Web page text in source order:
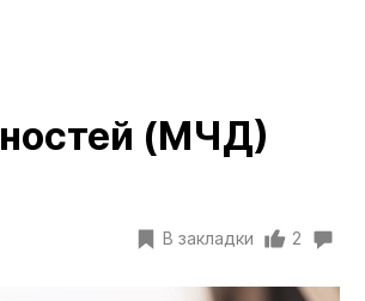
(МЧД)
В закладки 2